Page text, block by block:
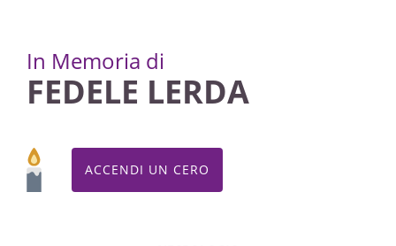
In Memoria di
FEDELE LERDA
ACCENDI UN CERO